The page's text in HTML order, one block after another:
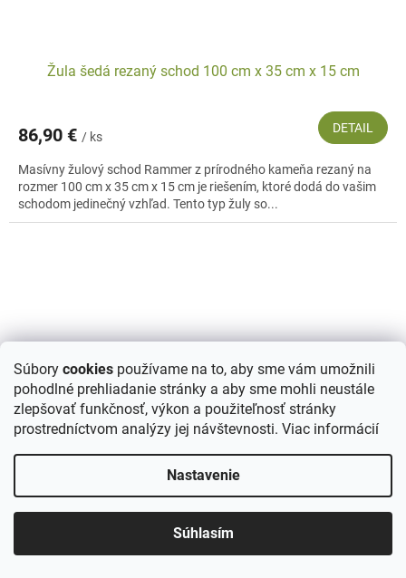
Súbory cookies používame na to, aby sme vám umožnili
pohodlné prehliadanie stránky a aby sme mohli neustále
zlepšovať funkčnosť, výkon a použiteľnosť stránky
prostredníctvom analýzy jej návštevnosti. Viac informácií
Nastavenie
Súhlasím
Žula šedá rezaný schod 100 cm x 35 cm x 15 cm
86,90 € / ks
DETAIL
Masívny žulový schod Rammer z prírodného kameňa rezaný na
rozmer 100 cm x 35 cm x 15 cm je riešením, ktoré dodá do vašim
schodom jedinečný vzhľad. Tento typ žuly so...
Žula šedá štiepaná palisáda 40 x 20 x 10 cm